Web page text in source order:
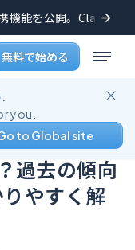
機能を公開。Claude
無料で始める
you.
to Global site
日
過去の傾向
やすく解